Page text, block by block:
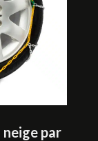
neige par